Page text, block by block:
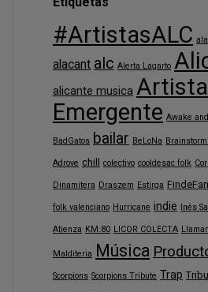
#ArtistasALC
alacant alc Alerta Lagarto
alicante musica Artista
Emergente Awake
BadGatos bailar BeLoNa
Adrove chill colectivo cooldesac folk
Dinamitera Draszem Estirga
folk valenciano Hurricane indie Inés
Atienza KM.80 LICOR COLECTA
Malditeria Música
Scorpions Scorpions Tribute Trap